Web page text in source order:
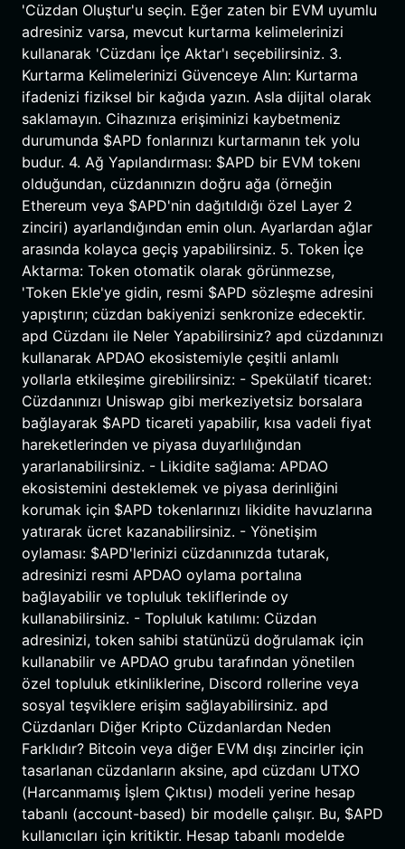
'Cüzdan Oluştur'u seçin. Eğer zaten bir EVM uyumlu
adresiniz varsa, mevcut kurtarma kelimelerinizi
kullanarak 'Cüzdanı İçe Aktar'ı seçebilirsiniz. 3.
Kurtarma Kelimelerinizi Güvenceye Alın: Kurtarma
ifadenizi fiziksel bir kağıda yazın. Asla dijital olarak
saklamayın. Cihazınıza erişiminizi kaybetmeniz
durumunda $APD fonlarınızı kurtarmanın tek yolu
budur. 4. Ağ Yapılandırması: $APD bir EVM tokenı
olduğundan, cüzdanınızın doğru ağa (örneğin
Ethereum veya $APD'nin dağıtıldığı özel Layer 2
zinciri) ayarlandığından emin olun. Ayarlardan ağlar
arasında kolayca geçiş yapabilirsiniz. 5. Token İçe
Aktarma: Token otomatik olarak görünmezse,
'Token Ekle'ye gidin, resmi $APD sözleşme adresini
yapıştırın; cüzdan bakiyenizi senkronize edecektir.
apd Cüzdanı ile Neler Yapabilirsiniz? apd cüzdanınızı
kullanarak APDAO ekosistemiyle çeşitli anlamlı
yollarla etkileşime girebilirsiniz: - Spekülatif ticaret:
Cüzdanınızı Uniswap gibi merkeziyetsiz borsalara
bağlayarak $APD ticareti yapabilir, kısa vadeli fiyat
hareketlerinden ve piyasa duyarlılığından
yararlanabilirsiniz. - Likidite sağlama: APDAO
ekosistemini desteklemek ve piyasa derinliğini
korumak için $APD tokenlarınızı likidite havuzlarına
yatırarak ücret kazanabilirsiniz. - Yönetişim
oylaması: $APD'lerinizi cüzdanınızda tutarak,
adresinizi resmi APDAO oylama portalına
bağlayabilir ve topluluk tekliflerinde oy
kullanabilirsiniz. - Topluluk katılımı: Cüzdan
adresinizi, token sahibi statünüzü doğrulamak için
kullanabilir ve APDAO grubu tarafından yönetilen
özel topluluk etkinliklerine, Discord rollerine veya
sosyal teşviklere erişim sağlayabilirsiniz. apd
Cüzdanları Diğer Kripto Cüzdanlardan Neden
Farklıdır? Bitcoin veya diğer EVM dışı zincirler için
tasarlanan cüzdanların aksine, apd cüzdanı UTXO
(Harcanmamış İşlem Çıktısı) modeli yerine hesap
tabanlı (account-based) bir modelle çalışır. Bu, $APD
kullanıcıları için kritiktir. Hesap tabanlı modelde